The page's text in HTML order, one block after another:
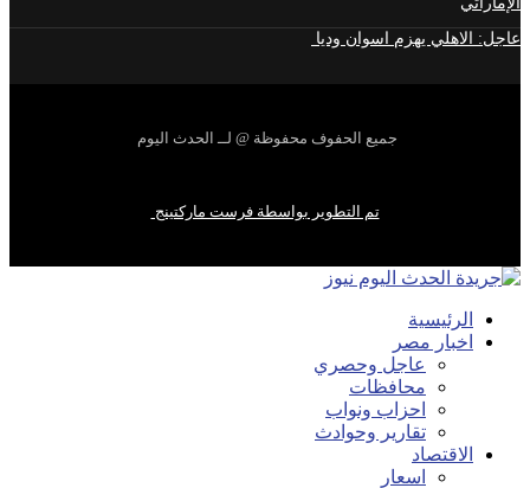
عاجل: الاهلي يهزم اسوان وديا
جميع الحفوف محفوظة @ لــ الحدث اليوم
تم التطوير بواسطة فرست ماركتينج
الرئيسية
اخبار مصر
عاجل وحصري
محافظات
احزاب ونواب
تقارير وحوادث
الاقتصاد
اسعار